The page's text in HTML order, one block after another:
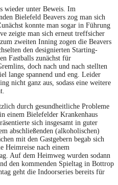
wieder unter Beweis. Im
Bielefeld Beavers zog man sich
konnte man sogar in Führung
zeigte man sich erneut treffsicher
zweiten Inning zogen die Beavers
den designierten Starting-
Fastballs zunächst für
doch nach und nach stellten
lange spannend und eng. Leider
nicht ganz aus, sodass eine weitere
durch gesundheitliche Probleme
einem Bielefelder Krankenhaus
sich insgesamt in guter
abschließenden (alkoholischen)
mit den Gastgebern begab sich
Heimreise nach einem
Auf dem Heimweg wurden sodann
den kommenden Spieltag in Bottrop
geht die Indoorseries bereits für